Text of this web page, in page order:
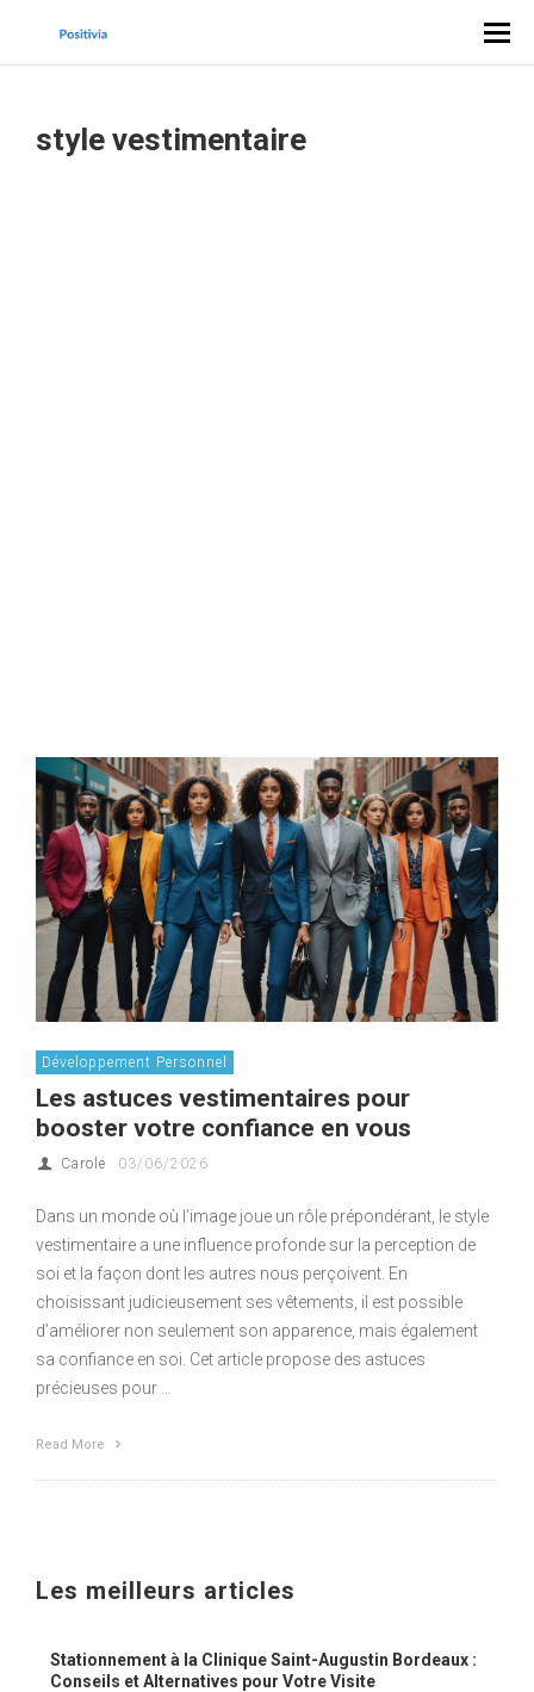
style vestimentaire
Développement Personnel
Les astuces vestimentaires pour
booster votre confiance en vous
Carole 03/06/2026
Dans un monde où l’image joue un rôle prépondérant, le style
vestimentaire a une influence profonde sur la perception de
soi et la façon dont les autres nous perçoivent. En
choisissant judicieusement ses vêtements, il est possible
d’améliorer non seulement son apparence, mais également
sa confiance en soi. Cet article propose des astuces
précieuses pour …
Read More
Les meilleurs articles
Stationnement à la Clinique Saint-Augustin Bordeaux :
Conseils et Alternatives pour Votre Visite